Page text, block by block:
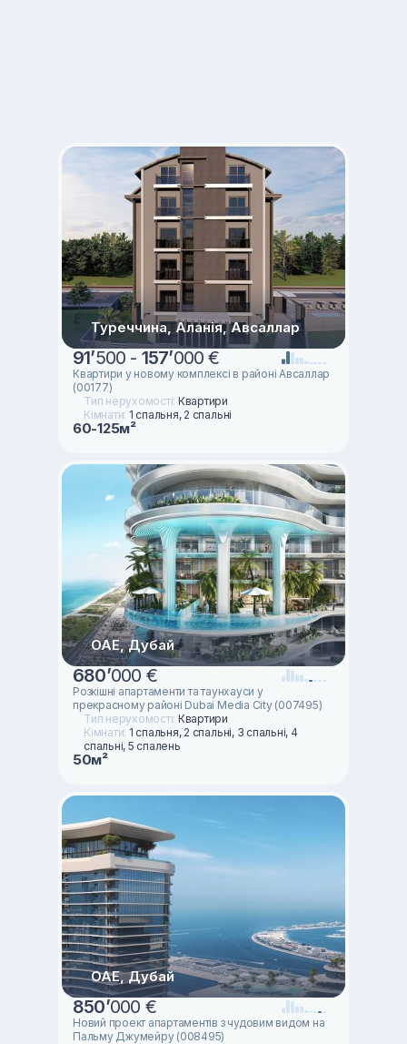
Туреччина, Аланія, Авсаллар
91’500 - 157’000 €
Квартири у новому комплексі в районі Авсаллар
(00177)
Тип нерухомості: Квартири
Кімнати: 1 спальня, 2 спальні
60-125м²
ОАЕ, Дубай
680’000 €
Розкішні апартаменти та таунхауси у
прекрасному районі Dubai Media City (007495)
Тип нерухомості: Квартири
Кімнати: 1 спальня, 2 спальні, 3 спальні, 4
спальні, 5 спалень
50м²
ОАЕ, Дубай
850’000 €
Новий проект апартаментів з чудовим видом на
Пальму Джумейру (008495)